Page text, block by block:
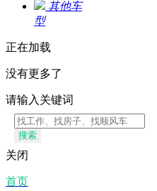
其他车
型
正在加载
没有更多了
请输入关键词
搜索
关闭
首页